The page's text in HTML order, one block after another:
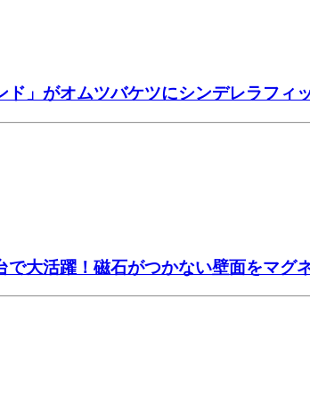
ド」がオムツバケツにシンデレラフ
で大活躍！磁石がつかない壁面をマグ